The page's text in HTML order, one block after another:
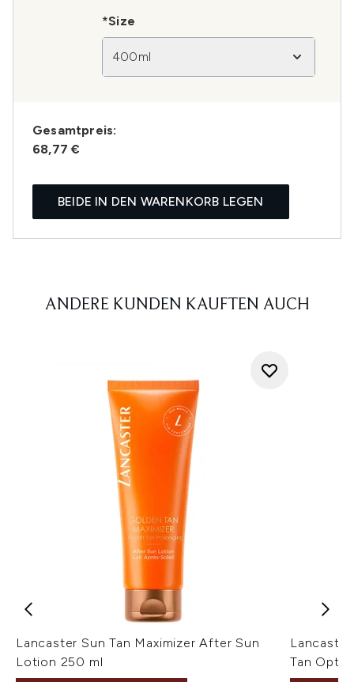
*Size
400ml
Gesamtpreis:
68,77 €
BEIDE IN DEN WARENKORB LEGEN
ANDERE KUNDEN KAUFTEN AUCH
Lancaster Sun Tan Maximizer After Sun
Lotion 250 ml
Tan